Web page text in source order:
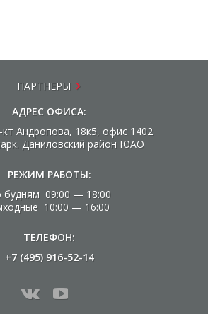
ПАРТНЕРЫ
АДРЕС ОФИСА:
Андропова, 18к5, офис 1402
Даниловский район ЮАО
РЕЖИМ РАБОТЫ:
будням 09:00 — 18:00
10:00 — 16:00
ТЕЛЕФОН:
+7 (495) 916-52-14